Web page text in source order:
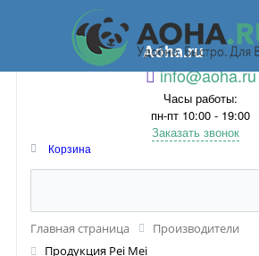
Aoha.ru
info@aoha.ru
Часы работы:
пн-пт 10:00 - 19:00
Заказать звонок
Корзина
Главная страница
Производители
Продукция Pei Mei